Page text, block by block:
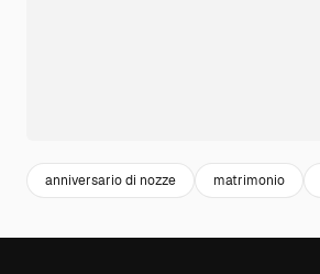
anniversario di nozze matrimonio